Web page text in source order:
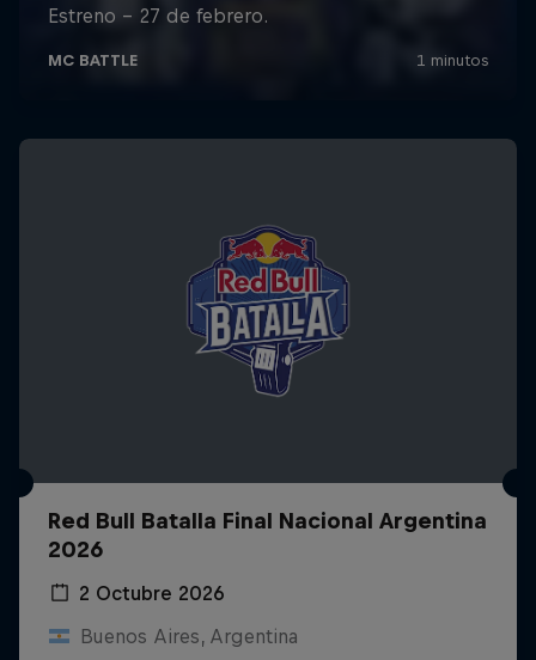
Red Bull Batalla Final Nacional Argentina
2026
2 Octubre 2026
Buenos Aires, Argentina